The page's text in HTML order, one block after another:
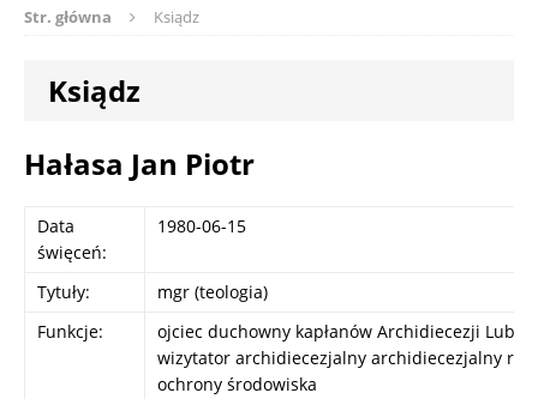
Str. główna Ksiądz
Ksiądz
Hałasa Jan Piotr
Data
święceń:
1980-06-15
Tytuły:
mgr (teologia)
Funkcje:
ojciec duchowny kapłanów Archidiecezji
wizytator archidiecezjalny archidiecezjalny
ochrony środowiska